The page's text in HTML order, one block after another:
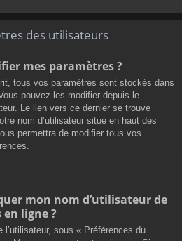
des utilisateurs
mes paramètres ?
tous vos paramètres sont stockés dans
pouvez les modifier depuis le
Le lien vers ce dernier se trouve
nom d’utilisateur situé en haut des
permettra de modifier tous vos
mon nom d’utilisateur de
ligne ?
l’utilisateur, sous « Préférences du